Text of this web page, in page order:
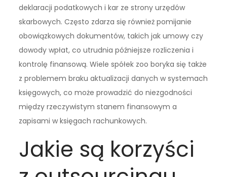
deklaracji podatkowych i kar ze strony urzędów
skarbowych. Często zdarza się również pomijanie
obowiązkowych dokumentów, takich jak umowy czy
dowody wpłat, co utrudnia późniejsze rozliczenia i
kontrolę finansową. Wiele spółek zoo boryka się także
z problemem braku aktualizacji danych w systemach
księgowych, co może prowadzić do niezgodności
między rzeczywistym stanem finansowym a
zapisami w księgach rachunkowych.
Jakie są korzyści